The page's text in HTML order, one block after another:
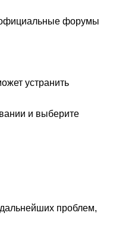
официальные форумы
устранить
и выберите
проблем,